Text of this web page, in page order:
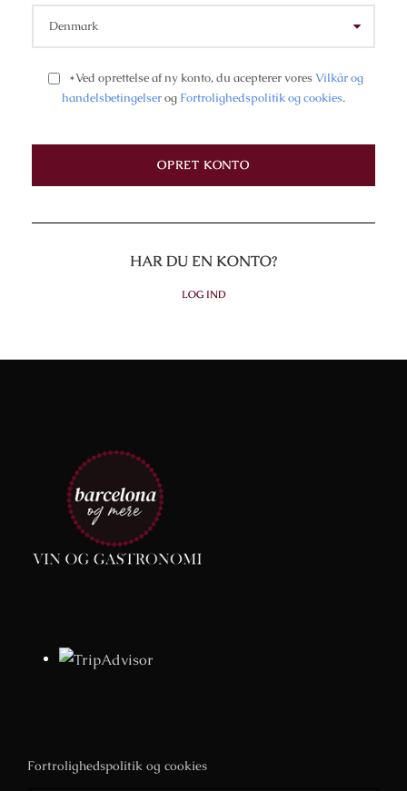
*Ved oprettelse af ny konto, du acepterer vores Vilkår og
handelsbetingelserog Fortrolighedspolitik og cookies.
HAR DU EN KONTO?
LOG IND
Fortrolighedspolitik og cookies